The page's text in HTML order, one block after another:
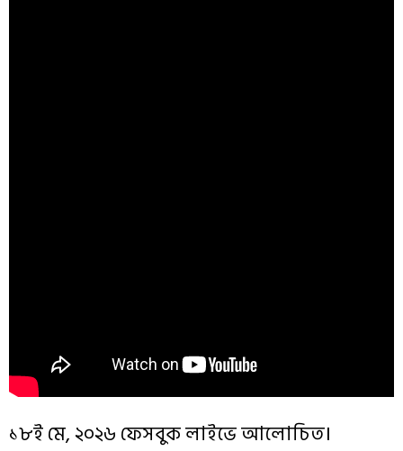
১৮ই মে, ২০২৬ ফেসবুক লাইভে আলোচিত।